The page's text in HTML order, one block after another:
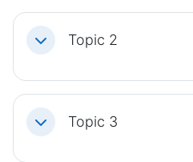
Einklappen
Topic 2
Einklappen
Topic 3